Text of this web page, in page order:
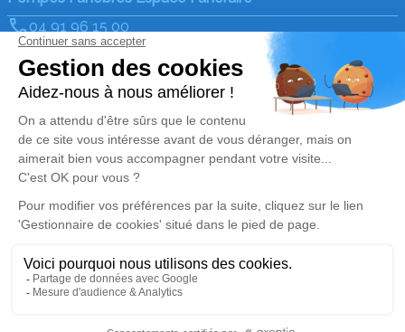
04 91 96 15 00
efuneraire@gmail.com
28, Avenue de Saint Antoine - 13015 - Marseille
4.9/5 - 342 avis
Nos Services
Organiser des obsèques
Monuments funéraires
Services aux familles
Liens utiles
Avis de décès
Demande de rendez-vous
Nos réseaux sociaux
Politique de traitement des données personnelles
Politique d’utilisation des cookies